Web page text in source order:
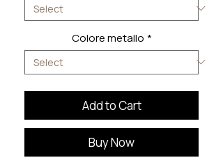
Colore metallo *
Add to Cart
Buy Now